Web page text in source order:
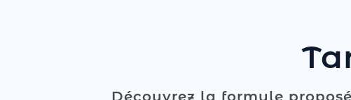
Découvrez la formule